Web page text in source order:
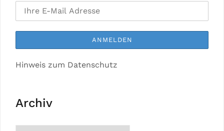
Hinweis zum Datenschutz
Archiv